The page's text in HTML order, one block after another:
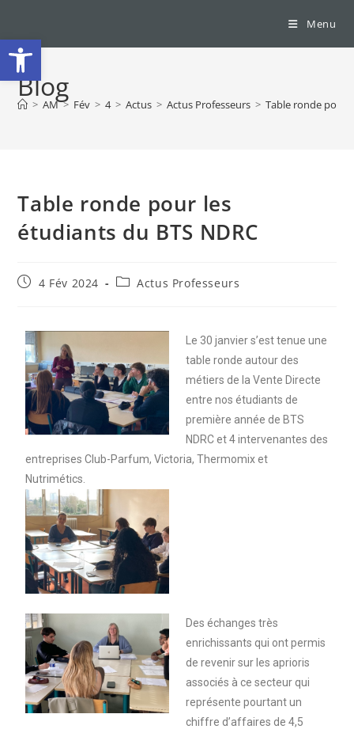
Ouvrir la barre d’outils
Menu
Blog
> AM > Fév > 4 > Actus > Actus Professeurs > Table ronde pour
Table ronde pour les
étudiants du BTS NDRC
4 Fév 2024 Actus Professeurs
Le 30 janvier s’est tenue une
table ronde autour des
métiers de la Vente Directe
entre nos étudiants de
première année de BTS
NDRC et 4 intervenantes des
entreprises Club-Parfum, Victoria, Thermomix et
Nutrimétics.
Des échanges très
enrichissants qui ont permis
de revenir sur les aprioris
associés à ce secteur qui
représente pourtant un
chiffre d’affaires de 4,5